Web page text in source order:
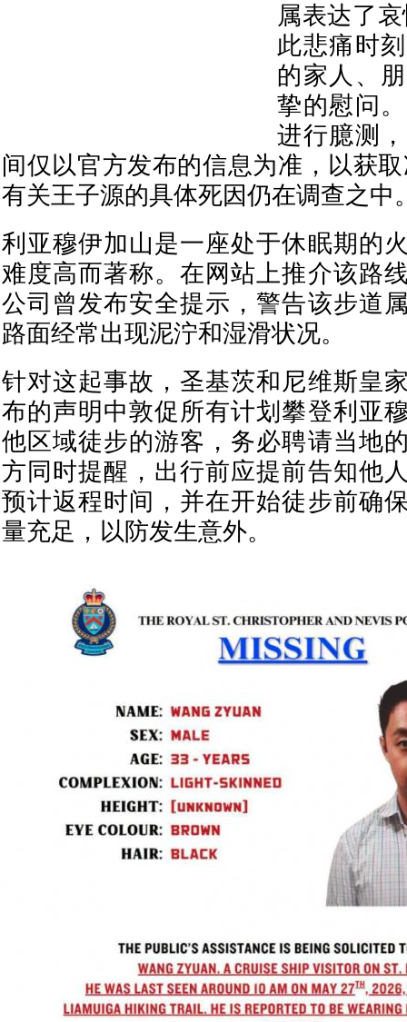
属表达了
此悲痛时
的家人、
挚的慰问
进行臆测
间仅以官方发布的信息为准，以获
有关王子源的具体死因仍在调查之中
利亚穆伊加山是一座处于休眠期的
难度高而著称。在网站上推介该路
公司曾发布安全提示，警告该步道
路面经常出现泥泞和湿滑状况。
针对这起事故，圣基茨和尼维斯皇
布的声明中敦促所有计划攀登利亚
他区域徒步的游客，务必聘请当地
方同时提醒，出行前应提前告知他
预计返程时间，并在开始徒步前确
量充足，以防发生意外。